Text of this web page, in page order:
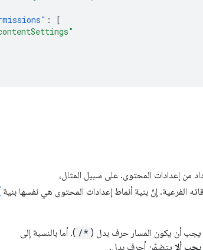
:
[
من إعدادات المحتوى. على سبيل المثال،
يجب أن يكون المسار حرف بدل ( /* ). أما بالنسبة إلى
يجب ألا يتضمّن أحرف بدل.